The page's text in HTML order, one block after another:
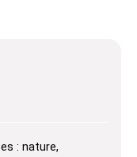
: nature,